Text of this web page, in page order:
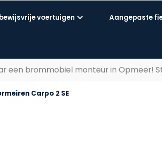
voertuigen Aangepaste
een brommobiel monteur in Opmeer!
Carpo 2 SE